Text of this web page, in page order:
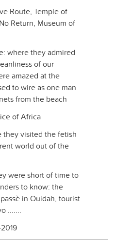
Route, Temple of
Return, Museum of
where they admired
of our
amazed at the
to wire as one man
from the beach
of Africa
they visited the fetish
world out of the
were short of time to
to know: the
in Ouidah, tourist
.......